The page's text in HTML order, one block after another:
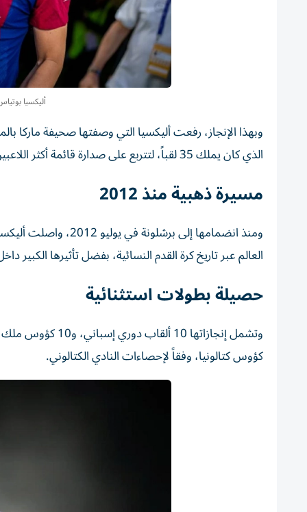
أليكسيا
الذي كان يملك 35 لقباً، لتتربع على صدارة قائمة أكثر اللاعبين تتويجاً في تاريخ النادي.
مسيرة ذهبية منذ 2012
ومنذ انضمامها إلى
العالم عبر تاريخ كرة القدم النسائية، بفضل تأثيرها الكبير
حصيلة بطولات استثنائية
كؤوس كتالونيا، وفقاً لإحصاءات النادي الكتالوني.